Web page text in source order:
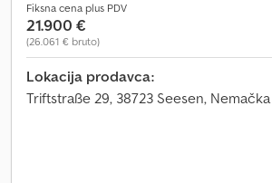
Fiksna cena plus PDV
21.900 €
(26.061 € bruto)
Lokacija prodavca:
Triftstraße 29, 38723 Seesen, Nemačka